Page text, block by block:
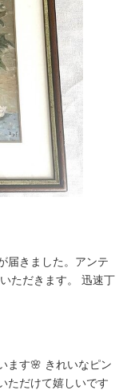
届きました。アンテ
ただきます。 迅速丁
ます🌸 きれいなピン
ただけて嬉しいです